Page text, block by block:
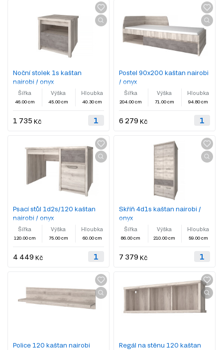
Noční stolek 1s kaštan
nairobi / onyx
Šířka
46.00 cm
Výška
45.00 cm
Hloubka
40.30 cm
1 735 Kč
Postel 90x200 kaštan nairobi
/ onyx
Šířka
204.00 cm
Výška
71.00 cm
Hloubka
94.80 cm
6 279 Kč
Psací stůl 1d2s/120 kaštan
nairobi / onyx
Šířka
120.00 cm
Výška
75.00 cm
Hloubka
60.00 cm
4 449 Kč
Skříň 4d1s kaštan nairobi /
onyx
Šířka
86.00 cm
Výška
210.00 cm
Hloubka
59.00 cm
7 379 Kč
Police 120 kaštan nairobi Regál na stěnu 120 kaštan